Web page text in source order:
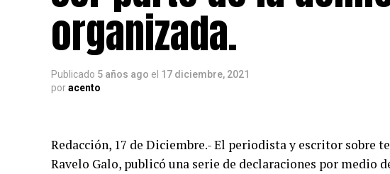
organizada.
Publicado 5 años ago el 17 diciembre, 2021
poracento
Redacción, 17 de Diciembre.- El periodista y escritor sobre
Ravelo Galo, publicó una serie de declaraciones por medio